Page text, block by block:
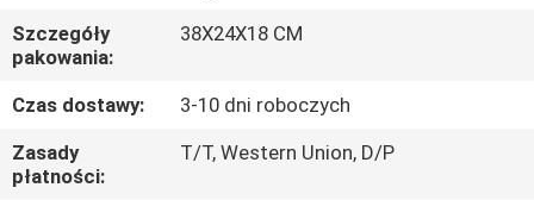
SKONTAKTUJ
SIĘ
Z
NAMI
Szczegóły
pakowania:
38X24X18 CM
Czas dostawy:
3-10 dni roboczych
Zasady
płatności:
T/T, Western Union, D/P